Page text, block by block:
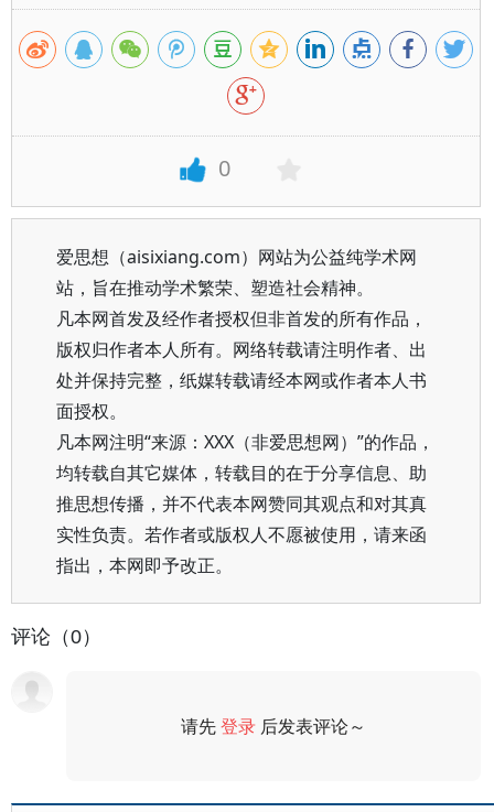
0
爱思想（aisixiang.com）网站为公益纯学术网
站，旨在推动学术繁荣、塑造社会精神。
凡本网首发及经作者授权但非首发的所有作品，
版权归作者本人所有。网络转载请注明作者、出
处并保持完整，纸媒转载请经本网或作者本人书
面授权。
凡本网注明“来源：XXX（非爱思想网）”的作品，
均转载自其它媒体，转载目的在于分享信息、助
推思想传播，并不代表本网赞同其观点和对其真
实性负责。若作者或版权人不愿被使用，请来函
指出，本网即予改正。
评论（0）
请先登录 后发表评论～